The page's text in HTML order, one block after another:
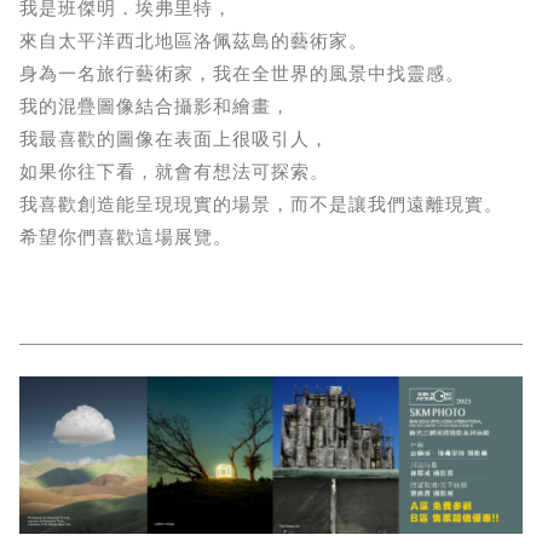
我是班傑明．埃弗里特，
來自太平洋西北地區洛佩茲島的藝術家。
身為一名旅行藝術家，我在全世界的風景中找靈感。
我的混疊圖像結合攝影和繪畫，
我最喜歡的圖像在表面上很吸引人，
如果你往下看，就會有想法可探索。
我喜歡創造能呈現現實的場景，而不是讓我們遠離現實。
希望你們喜歡這場展覽。